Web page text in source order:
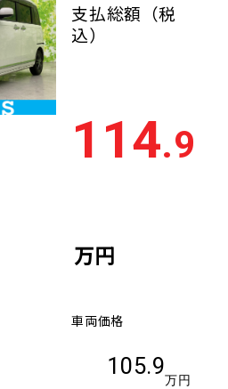
支払総額 （税
込）
114.9
万円
車両価格
105.9
万円